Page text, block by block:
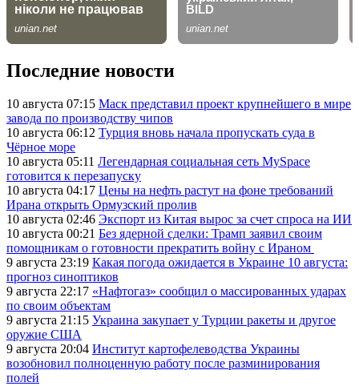
Последние новости
10 августа 07:15 Маск представил проект крупнейшего в мире
завода по производству чипов
10 августа 06:12 Турция вновь начала пропускать суда в
Чёрное море
10 августа 05:11 Легендарная социальная сеть MySpace
готовится к перезапуску
10 августа 04:17 Цены на нефть растут на фоне требований
Ирана открыть Ормузский пролив
10 августа 02:46 Экспорт из Китая вырос за счет спроса на ИИ
10 августа 00:21 Без ядерной сделки: Трамп заявил своим
помощникам о готовности прекратить войну с Ираном
9 августа 23:19 Какая погода ожидается в Украине 10 августа:
прогноз синоптиков
9 августа 22:17 «Нафтогаз» сообщил о массированных ударах
по своим объектам
9 августа 21:15 Украина закупает у Турции ракеты и другое
оружие США
9 августа 20:04 Институт картофелеводства Украины
возобновил полноценную работу после разминирования
полей